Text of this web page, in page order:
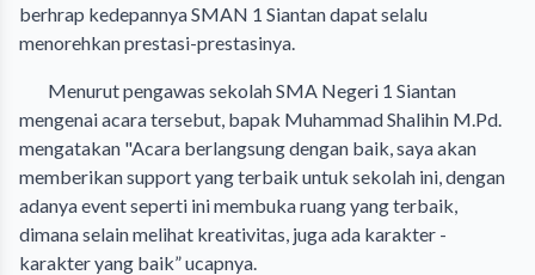
berhrap kedepannya SMAN 1 Siantan dapat selalu
menorehkan prestasi-prestasinya.
Menurut pengawas sekolah SMA Negeri 1 Siantan
mengenai acara tersebut, bapak Muhammad Shalihin M.Pd.
mengatakan "Acara berlangsung dengan baik, saya akan
memberikan support yang terbaik untuk sekolah ini, dengan
adanya event seperti ini membuka ruang yang terbaik,
dimana selain melihat kreativitas, juga ada karakter -
karakter yang baik” ucapnya.